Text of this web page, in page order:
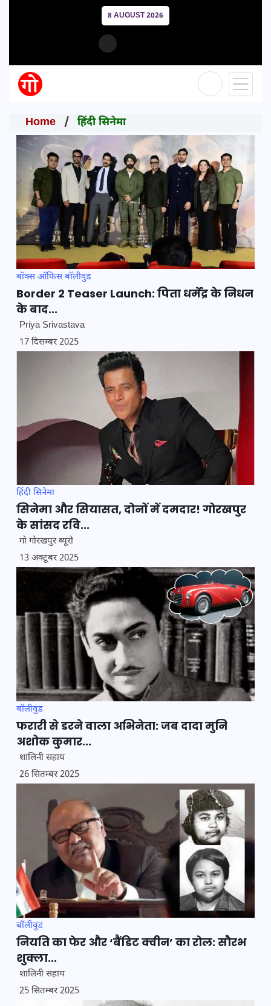
8 AUGUST 2026
Home हिंदी सिनेमा
बॉक्स ऑफिस बॉलीवुड
Border 2 Teaser Launch: पिता धर्मेंद्र के निधन
के बाद...
Priya Srivastava
17 दिसम्बर 2025
हिंदी सिनेमा
सिनेमा और सियासत, दोनों में दमदार! गोरखपुर
के सांसद रवि...
गो गोरखपुर ब्यूरो
13 अक्टूबर 2025
बॉलीवुड
फरारी से डरने वाला अभिनेता: जब दादा मुनि
अशोक कुमार...
शालिनी सहाय
26 सितम्बर 2025
बॉलीवुड
नियति का फेर और ‘बैंडिट क्वीन’ का रोल: सौरभ
शुक्ला...
शालिनी सहाय
25 सितम्बर 2025